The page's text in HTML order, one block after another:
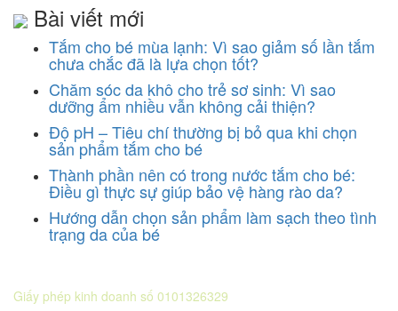
Bài viết mới
Tắm cho bé mùa lạnh: Vì sao giảm số lần tắm
chưa chắc đã là lựa chọn tốt?
Chăm sóc da khô cho trẻ sơ sinh: Vì sao
dưỡng ẩm nhiều vẫn không cải thiện?
Độ pH – Tiêu chí thường bị bỏ qua khi chọn
sản phẩm tắm cho bé
Thành phần nên có trong nước tắm cho bé:
Điều gì thực sự giúp bảo vệ hàng rào da?
Hướng dẫn chọn sản phẩm làm sạch theo tình
trạng da của bé
Giấy phép kinh doanh số 0101326329